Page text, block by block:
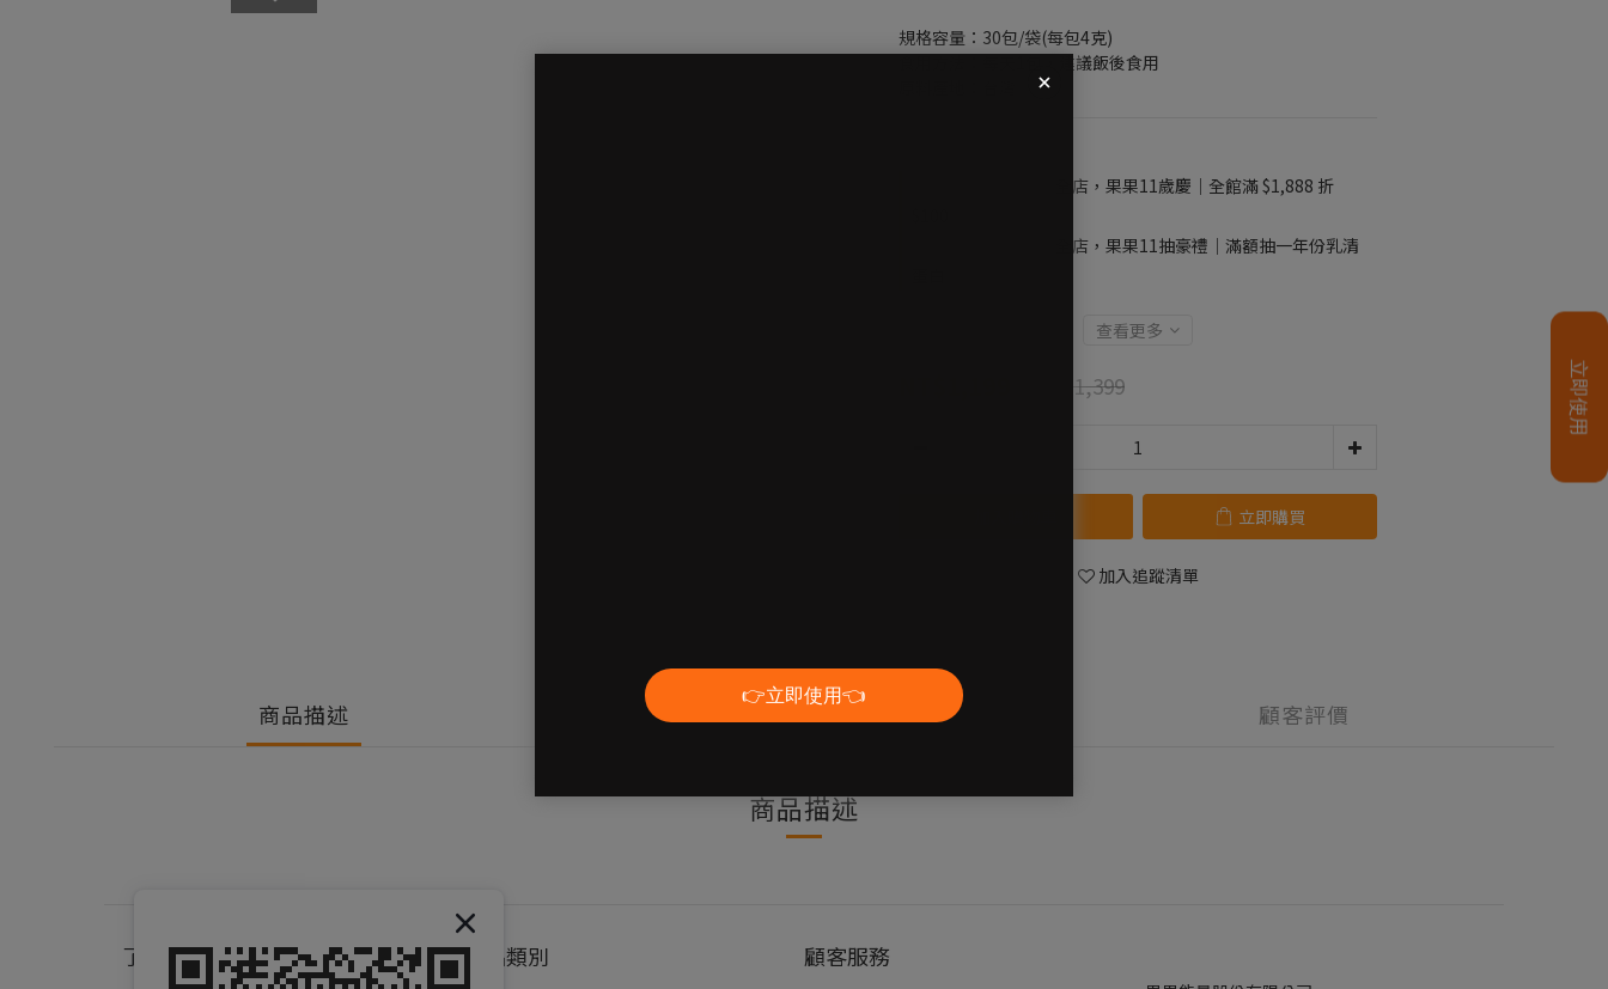
規格容量：30包/袋(每包4克)
食用方法：每天1包，建議飯後食用
全店，果果11歲慶｜全館滿 $1,888 折
全店，果果11抽豪禮｜滿額抽一年份乳清
查看更多
NT$1,399
立即購買
加入追蹤清單
商品描述 送貨及付款方式 顧客評價
商品描述
了解果果 產品類別 顧客服務